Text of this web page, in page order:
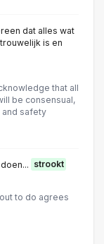
dat alles wat
is en
that all
be consensual,
and safety
strookt
to do agrees